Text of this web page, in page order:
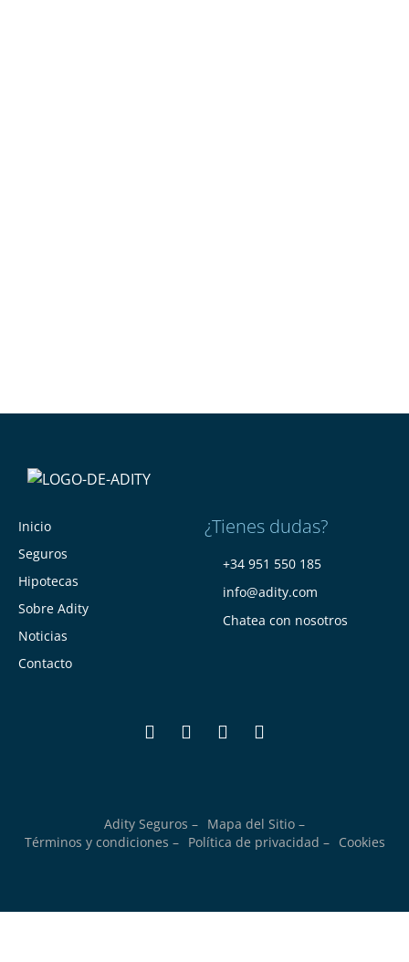
Inicio
Seguros
Hipotecas
Sobre Adity
Noticias
Contacto
¿Tienes dudas?
+34 951 550 185
info@adity.com
Chatea con nosotros
Adity Seguros – Mapa del Sitio –
Términos y condiciones –
Política de privacidad – Cookies